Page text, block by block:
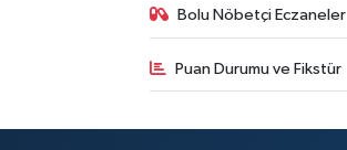
Bolu Nöbetçi Eczaneler
Puan Durumu ve Fikstür